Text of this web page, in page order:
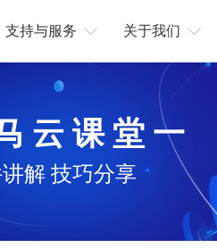
支持与服务 关于我们
云 课 堂 一
解 技巧分享